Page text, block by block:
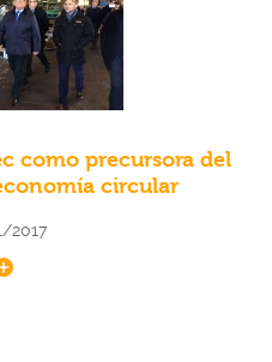
como precursora del
circular
2017